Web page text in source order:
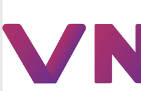
Nhân dân tỉnh
Bệnh án điện tử thúc đẩy chuyển đổi
số y tế tại Đắk Lắk
Chuyển đổi số thư viện: Mở rộng
không gian tri thức trong thời đại số